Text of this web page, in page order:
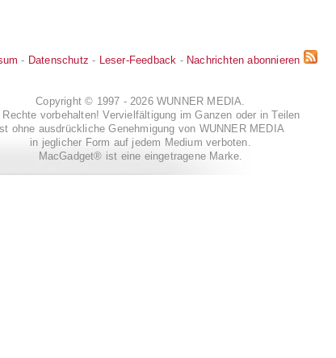
- Datenschutz - Leser-Feedback - Nachrichten abonnieren
Copyright © 1997 - 2026 WUNNER MEDIA.
vorbehalten! Vervielfältigung im Ganzen oder in Teilen
ohne ausdrückliche Genehmigung von WUNNER MEDIA
in jeglicher Form auf jedem Medium verboten.
MacGadget® ist eine eingetragene Marke.